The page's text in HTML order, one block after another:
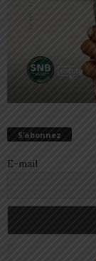
S’abonnez
E-mail